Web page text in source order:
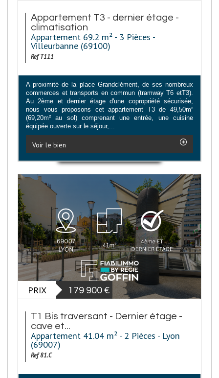
Appartement T3 - dernier étage -
climatisation
Appartement 69.2 m² - 3 Pièces -
Villeurbanne (69100)
Ref T111
A proximité de la place Grandclément, de ses nombreux
commerces et transports en commun (tramway T6 etT3).
Au 2ème et dernier étage d'une copropriété sécurisée,
nous vous proposons cet appartement T3 de 49,50m²
(69,20m² au sol) comprenant une entrée, une cuisine
équipée ouverte sur le séjour,...
Voir le bien
PRIX 179 900 €
T1 Bis traversant - Dernier étage -
cave et...
Appartement 41.04 m² - 2 Pièces - Lyon
(69007)
Ref 81.C